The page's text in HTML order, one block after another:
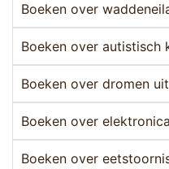
Boeken over
Boeken over autistisch
Boeken over dromen
Boeken over elektronica
Boeken over